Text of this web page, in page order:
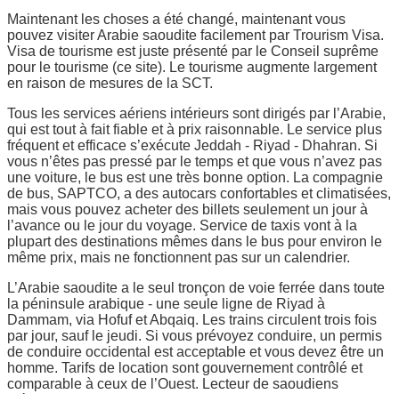
Maintenant les choses a été changé, maintenant vous
pouvez visiter Arabie saoudite facilement par Trourism Visa.
Visa de tourisme est juste présenté par le Conseil suprême
pour le tourisme (ce site). Le tourisme augmente largement
en raison de mesures de la SCT.
Tous les services aériens intérieurs sont dirigés par l’Arabie,
qui est tout à fait fiable et à prix raisonnable. Le service plus
fréquent et efficace s’exécute Jeddah - Riyad - Dhahran. Si
vous n’êtes pas pressé par le temps et que vous n’avez pas
une voiture, le bus est une très bonne option. La compagnie
de bus, SAPTCO, a des autocars confortables et climatisées,
mais vous pouvez acheter des billets seulement un jour à
l’avance ou le jour du voyage. Service de taxis vont à la
plupart des destinations mêmes dans le bus pour environ le
même prix, mais ne fonctionnent pas sur un calendrier.
L’Arabie saoudite a le seul tronçon de voie ferrée dans toute
la péninsule arabique - une seule ligne de Riyad à
Dammam, via Hofuf et Abqaiq. Les trains circulent trois fois
par jour, sauf le jeudi. Si vous prévoyez conduire, un permis
de conduire occidental est acceptable et vous devez être un
homme. Tarifs de location sont gouvernement contrôlé et
comparable à ceux de l’Ouest. Lecteur de saoudiens